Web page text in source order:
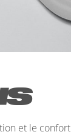
et le confort